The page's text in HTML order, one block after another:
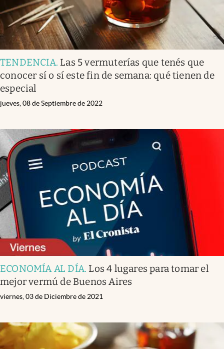
TENDENCIA. Las 5 vermuterías que tenés que
conocer sí o sí este fin de semana: qué tienen de
especial
jueves, 08 de Septiembre de 2022
ECONOMÍA AL DÍA. Los 4 lugares para tomar el
mejor vermú de Buenos Aires
viernes, 03 de Diciembre de 2021